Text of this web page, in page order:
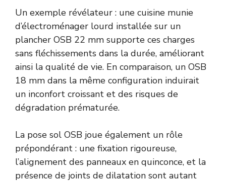
Un exemple révélateur : une cuisine munie
d’électroménager lourd installée sur un
plancher OSB 22 mm supporte ces charges
sans fléchissements dans la durée, améliorant
ainsi la qualité de vie. En comparaison, un OSB
18 mm dans la même configuration induirait
un inconfort croissant et des risques de
dégradation prématurée.
La pose sol OSB joue également un rôle
prépondérant : une fixation rigoureuse,
l’alignement des panneaux en quinconce, et la
présence de joints de dilatation sont autant